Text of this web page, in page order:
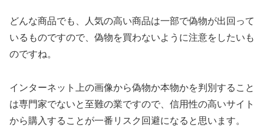
どんな商品でも、人気の高い商品は一部で偽物が出回って
いるものですので、偽物を買わないように注意をしたいも
のですね。
インターネット上の画像から偽物か本物かを判別すること
は専門家でないと至難の業ですので、信用性の高いサイト
から購入することが一番リスク回避になると思います。